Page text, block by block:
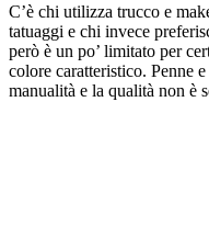
C’è chi utilizza trucco e
tatuaggi e chi invece
però è un po’ limitato per
colore caratteristico. Penne
manualità e la qualità non è